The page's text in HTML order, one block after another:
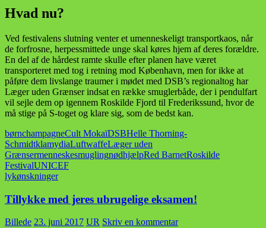
Hvad nu?
Ved festivalens slutning venter et umenneskeligt transportkaos, når
de forfrosne, herpessmittede unge skal køres hjem af deres forældre.
En del af de hårdest ramte skulle efter planen have været
transporteret med tog i retning mod København, men for ikke at
påføre dem livslange traumer i mødet med DSB’s regionaltog har
Læger uden Grænser indsat en række smuglerbåde, der i pendulfart
vil sejle dem op igennem Roskilde Fjord til Frederikssund, hvor de
må stige på S-toget og klare sig, som de bedst kan.
børnchampagneCult MokaïDSBHelle Thorning-
SchmidtklamydiaLuftwaffeLæger uden
GrænsermenneskesmuglingnødhjælpRed BarnetRoskilde
FestivalUNICEF
lykønskninger
Tillykke med jeres ubrugelige eksamen!
Billede 23. juni 2017 UR Skriv en kommentar